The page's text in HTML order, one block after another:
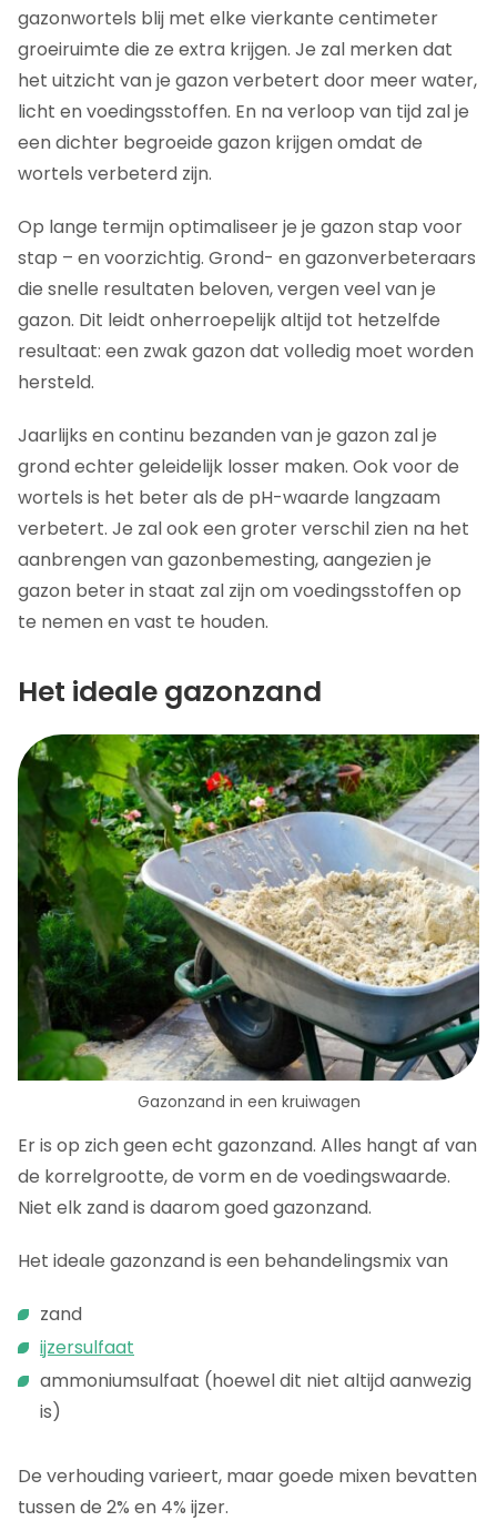
gazonwortels blij met elke vierkante centimeter
groeiruimte die ze extra krijgen. Je zal merken dat
het uitzicht van je gazon verbetert door meer water,
licht en voedingsstoffen. En na verloop van tijd zal je
een dichter begroeide gazon krijgen omdat de
wortels verbeterd zijn.
Op lange termijn optimaliseer je je gazon stap voor
stap – en voorzichtig. Grond- en gazonverbeteraars
die snelle resultaten beloven, vergen veel van je
gazon. Dit leidt onherroepelijk altijd tot hetzelfde
resultaat: een zwak gazon dat volledig moet worden
hersteld.
Jaarlijks en continu bezanden van je gazon zal je
grond echter geleidelijk losser maken. Ook voor de
wortels is het beter als de pH-waarde langzaam
verbetert. Je zal ook een groter verschil zien na het
aanbrengen van gazonbemesting, aangezien je
gazon beter in staat zal zijn om voedingsstoffen op
te nemen en vast te houden.
Het ideale gazonzand
Gazonzand in een kruiwagen
Er is op zich geen echt gazonzand. Alles hangt af van
de korrelgrootte, de vorm en de voedingswaarde.
Niet elk zand is daarom goed gazonzand.
Het ideale gazonzand is een behandelingsmix van
zand
ijzersulfaat
ammoniumsulfaat (hoewel dit niet altijd aanwezig
is)
De verhouding varieert, maar goede mixen bevatten
tussen de 2% en 4% ijzer.